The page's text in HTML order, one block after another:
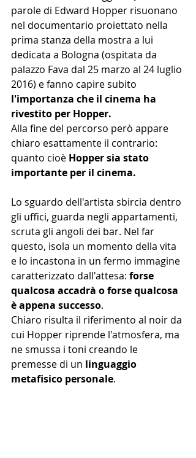
parole di Edward Hopper risuonano
nel documentario proiettato nella
prima stanza della mostra a lui
dedicata a Bologna (ospitata da
palazzo Fava dal 25 marzo al 24 luglio
2016) e fanno capire subito
l'importanza che il cinema ha
rivestito per Hopper.
Alla fine del percorso però appare
chiaro esattamente il contrario:
quanto cioè Hopper sia stato
importante per il cinema.
Lo sguardo dell'artista sbircia dentro
gli uffici, guarda negli appartamenti,
scruta gli angoli dei bar. Nel far
questo, isola un momento della vita
e lo incastona in un fermo immagine
caratterizzato dall'attesa: forse
qualcosa accadrà o forse qualcosa
è appena successo.
Chiaro risulta il riferimento al noir da
cui Hopper riprende l'atmosfera, ma
ne smussa i toni creando le
premesse di un linguaggio
metafisico personale.